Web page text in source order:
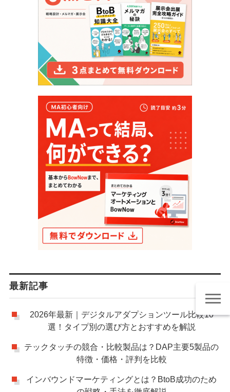
最新記事
2026年最新｜デジタルアダプションツール比較10
選！タイプ別の選び方とおすすめを解説
テックタッチの競合・比較製品は？DAP主要5製品の
特徴・価格・評判を比較
インバウンドマーケティングとは？BtoB成功のため